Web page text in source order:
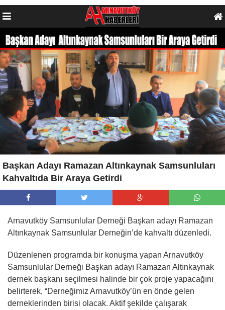
Başkan Adayı Ramazan Altınkaynak Samsunluları
Kahvaltıda Bir Araya Getirdi
Arnavutköy Samsunlular Derneği Başkan adayı Ramazan
Altınkaynak Samsunlular Derneğin’de kahvaltı düzenledi.
Düzenlenen programda bir konuşma yapan Arnavutköy
Samsunlular Derneği Başkan adayı Ramazan Altınkaynak
dernek başkanı seçilmesi halinde bir çok proje yapacağını
belirterek, “Derneğimiz Arnavutköy’ün en önde gelen
derneklerinden birisi olacak. Aktif şekilde çalışarak